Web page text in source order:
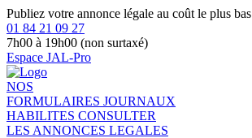
Publiez votre annonce légale au coût le plus bas
01 84 21 09 27
7h00 à 19h00 (non surtaxé)
Espace JAL-Pro
NOS
FORMULAIRES JOURNAUX
HABILITES CONSULTER
LES ANNONCES LEGALES